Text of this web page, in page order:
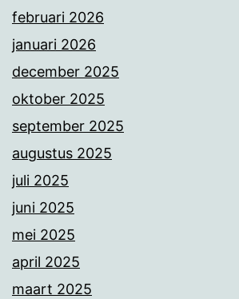
februari 2026
januari 2026
december 2025
oktober 2025
september 2025
augustus 2025
juli 2025
juni 2025
mei 2025
april 2025
maart 2025